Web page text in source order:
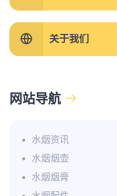
关于我们
网站导航
水烟资讯
水烟烟壶
水烟烟膏